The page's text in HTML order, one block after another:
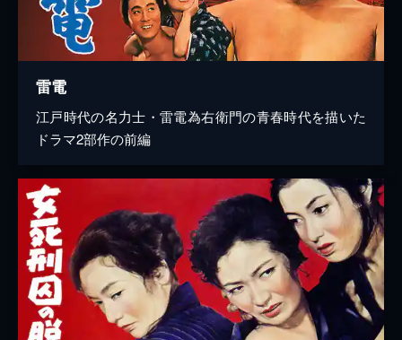
雷電
江戸時代の名力士・雷電為右衛門の青春時代を描いた
ドラマ2部作の前編